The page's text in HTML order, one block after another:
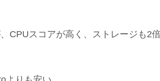
CPUスコアが高く、ストレージも2